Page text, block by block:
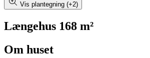
Vis plantegning (+2)
Længehus 168 m²
Om huset